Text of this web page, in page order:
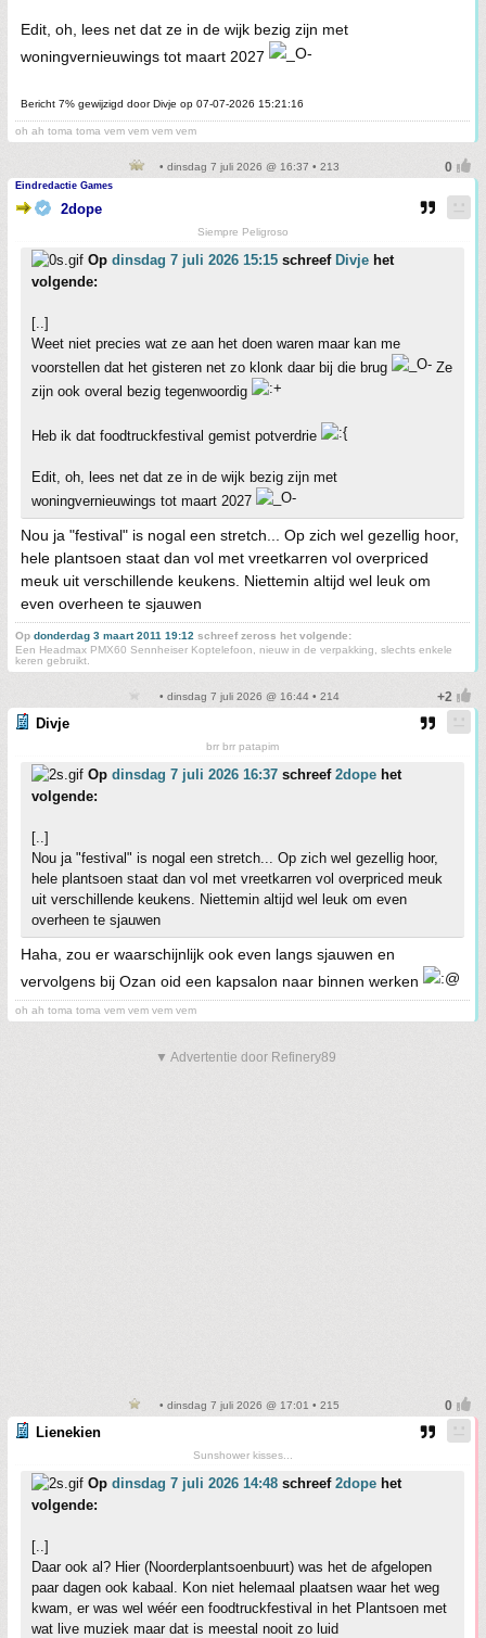
Edit, oh, lees net dat ze in de wijk bezig zijn met
woningvernieuwings tot maart 2027
Bericht 7% gewijzigd door Divje op 07-07-2026 15:21:16
oh ah toma toma vem vem vem vem
• dinsdag 7 juli 2026 @ 16:37 • 213
Eindredactie Games
2dope
Siempre Peligroso
Op dinsdag 7 juli 2026 15:15 schreef Divje het
volgende:
[..]
Weet niet precies wat ze aan het doen waren maar kan me
voorstellen dat het gisteren net zo klonk daar bij die brug
Ze
zijn ook overal bezig tegenwoordig
Heb ik dat foodtruckfestival gemist potverdrie
Edit, oh, lees net dat ze in de wijk bezig zijn met
woningvernieuwings tot maart 2027
Nou ja "festival" is nogal een stretch... Op zich wel gezellig hoor,
hele plantsoen staat dan vol met vreetkarren vol overpriced
meuk uit verschillende keukens. Niettemin altijd wel leuk om
even overheen te sjauwen
Op donderdag 3 maart 2011 19:12 schreef zeross het volgende:
Een Headmax PMX60 Sennheiser Koptelefoon, nieuw in de verpakking, slechts enkele
keren gebruikt.
• dinsdag 7 juli 2026 @ 16:44 • 214
Divje
brr brr patapim
Op dinsdag 7 juli 2026 16:37 schreef 2dope het
volgende:
[..]
Nou ja "festival" is nogal een stretch... Op zich wel gezellig hoor,
hele plantsoen staat dan vol met vreetkarren vol overpriced meuk
uit verschillende keukens. Niettemin altijd wel leuk om even
overheen te sjauwen
Haha, zou er waarschijnlijk ook even langs sjauwen en
vervolgens bij Ozan oid een kapsalon naar binnen werken
oh ah toma toma vem vem vem vem
▼ Advertentie door Refinery89
• dinsdag 7 juli 2026 @ 17:01 • 215
Lienekien
Sunshower kisses...
Op dinsdag 7 juli 2026 14:48 schreef 2dope het
volgende:
[..]
Daar ook al? Hier (Noorderplantsoenbuurt) was het de afgelopen
paar dagen ook kabaal. Kon niet helemaal plaatsen waar het weg
kwam, er was wel wéér een foodtruckfestival in het Plantsoen met
wat live muziek maar dat is meestal nooit zo luid